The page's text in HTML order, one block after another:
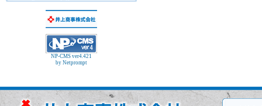
NP-CMS ver4.421
by Netprompt